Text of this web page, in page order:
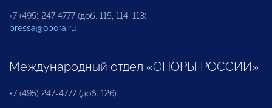
+7 (495) 247 4777 (доб. 115, 114, 113)
pressa@opora.ru
Международный отдел «ОПОРЫ РОССИИ»
+7 (495) 247-4777 (доб. 126)